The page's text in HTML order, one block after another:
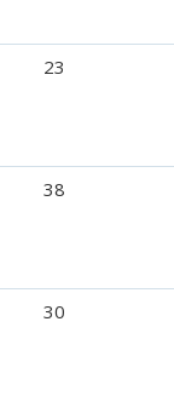
23
38
30